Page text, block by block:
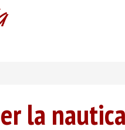
la nautica